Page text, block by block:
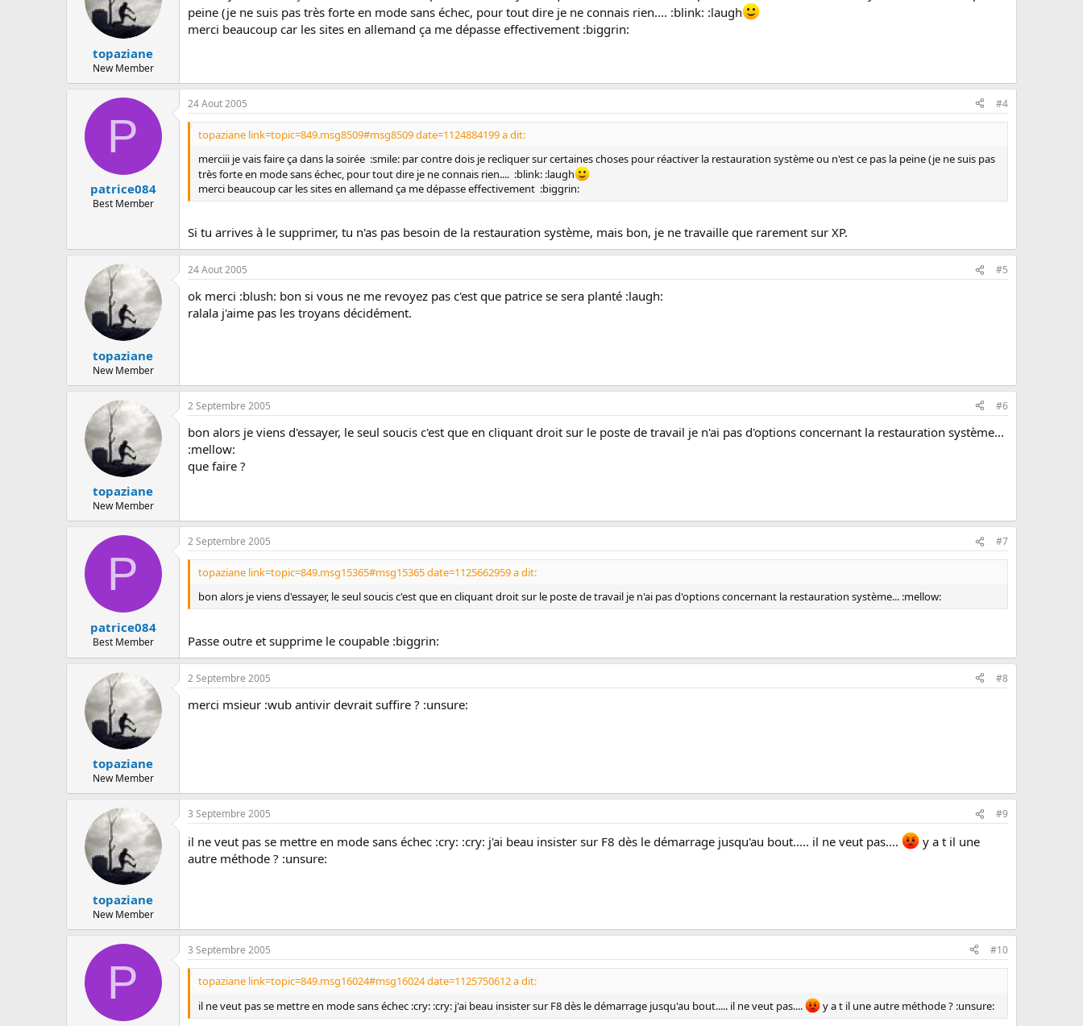
topaziane
New Member
peine (je ne suis pas très forte en mode sans échec, pour tout dire je ne connais rien.... :blink: :laugh
merci beaucoup car les sites en allemand ça me dépasse effectivement :biggrin:
P
patrice084
Best Member
24 Aout 2005 #4
topaziane link=topic=849.msg8509#msg8509 date=1124884199 a dit:
merciii je vais faire ça dans la soirée :smile: par contre dois je recliquer sur certaines choses pour réactiver la restauration système ou n'est ce pas la peine (je ne suis pas
très forte en mode sans échec, pour tout dire je ne connais rien.... :blink: :laugh
merci beaucoup car les sites en allemand ça me dépasse effectivement :biggrin:
Si tu arrives à le supprimer, tu n'as pas besoin de la restauration système, mais bon, je ne travaille que rarement sur XP.
topaziane
New Member
24 Aout 2005 #5
ok merci :blush: bon si vous ne me revoyez pas c'est que patrice se sera planté :laugh:
ralala j'aime pas les troyans décidément.
topaziane
New Member
2 Septembre 2005 #6
bon alors je viens d'essayer, le seul soucis c'est que en cliquant droit sur le poste de travail je n'ai pas d'options concernant la restauration système...
:mellow:
que faire ?
P
patrice084
Best Member
2 Septembre 2005 #7
topaziane link=topic=849.msg15365#msg15365 date=1125662959 a dit:
bon alors je viens d'essayer, le seul soucis c'est que en cliquant droit sur le poste de travail je n'ai pas d'options concernant la restauration système... :mellow:
Passe outre et supprime le coupable :biggrin:
topaziane
New Member
2 Septembre 2005 #8
merci msieur :wub antivir devrait suffire ? :unsure:
topaziane
New Member
3 Septembre 2005 #9
il ne veut pas se mettre en mode sans échec :cry: :cry: j'ai beau insister sur F8 dès le démarrage jusqu'au bout..... il ne veut pas....
y a t il une
autre méthode ? :unsure:
P
3 Septembre 2005 #10
topaziane link=topic=849.msg16024#msg16024 date=1125750612 a dit:
il ne veut pas se mettre en mode sans échec :cry: :cry: j'ai beau insister sur F8 dès le démarrage jusqu'au bout..... il ne veut pas....
y a t il une autre méthode ? :unsure: